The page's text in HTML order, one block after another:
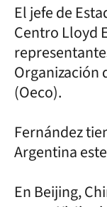
El jefe de
Centro Lloyd
Organización
(Oeco).
Fernández
Argentina
En Beijing,